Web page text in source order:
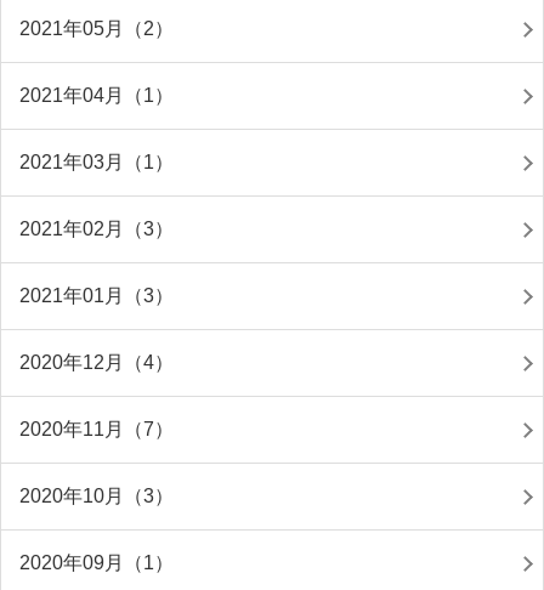
2021年05月（2）
2021年04月（1）
2021年03月（1）
2021年02月（3）
2021年01月（3）
2020年12月（4）
2020年11月（7）
2020年10月（3）
2020年09月（1）